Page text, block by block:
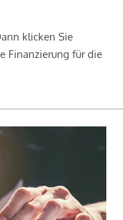
klicken Sie
Finanzierung für die